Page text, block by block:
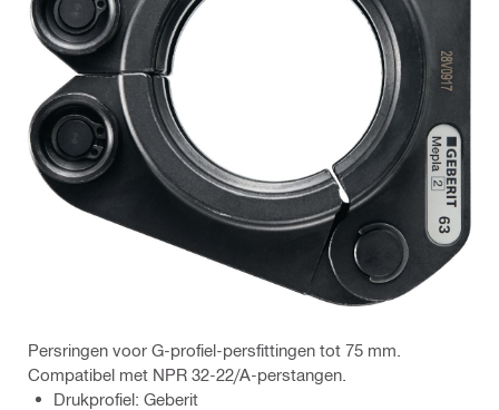
Persringen voor G-profiel-persfittingen tot 75 mm.
Compatibel met NPR 32-22/A-perstangen.
Drukprofiel: Geberit